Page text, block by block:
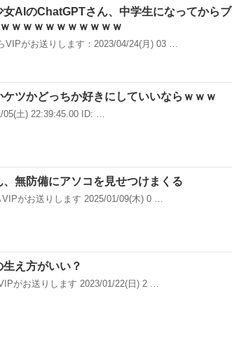
女AIのChatGPTさん、中学生になってからブ
ｗｗｗｗｗｗｗｗｗｗ
VIPがお送りします：2023/04/24(月) 03 …
ケツかどっちか好きにしていいならｗｗｗ
土) 22:39:45.00 ID: …
、無防備にアソコを見せつけまくる
がお送りします 2025/01/09(木) 0 …
生え方がいい？
がお送りします 2023/01/22(日) 2 …